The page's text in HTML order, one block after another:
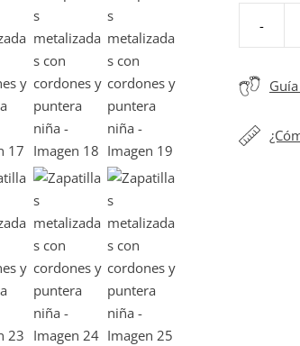
-
con
cordones
puntera